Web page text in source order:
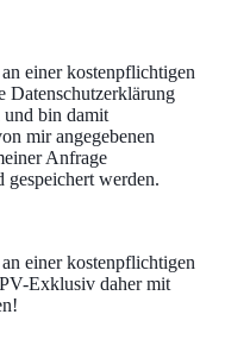
einer kostenpflichtigen
Datenschutzerklärung
und bin damit
mir angegebenen
Anfrage
gespeichert werden.
einer kostenpflichtigen
Exklusiv daher mit